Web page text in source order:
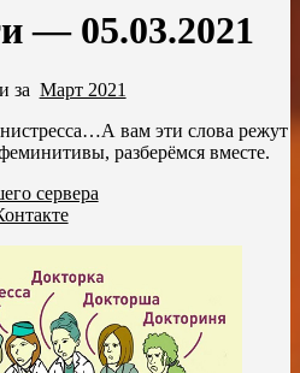
— 05.03.2021
за Март 2021
вам эти слова режут
разберёмся вместе.
сервера